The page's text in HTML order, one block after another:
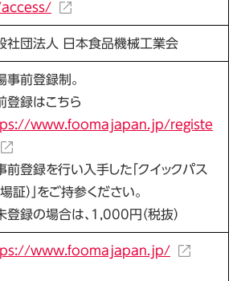
社団法人 日本食品機械工業会
事前登録制。
登録はこちら
www.foomajapan.jp/registe
登録を行い入手した「クイックパス
場証）」をご持参ください。
登録の場合は、 1,000円（税抜）
www.foomajapan.jp/